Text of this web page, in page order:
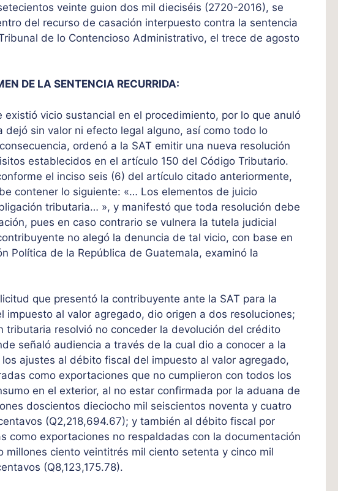
veinte guion dos mil dieciséis (2720-2016), se
del recurso de casación interpuesto contra la sentencia
de lo Contencioso Administrativo, el trece de agosto
DE LA SENTENCIA RECURRIDA:
existió vicio sustancial en el procedimiento, por lo que anuló
dejó sin valor ni efecto legal alguno, así como todo lo
ordenó a la SAT emitir una nueva resolución
establecidos en el artículo 150 del Código Tributario.
el inciso seis (6) del artículo citado anteriormente,
contener lo siguiente: «… Los elementos de juicio
tributaria… », y manifestó que toda resolución debe
pues en caso contrario se vulnera la tutela judicial
no alegó la denuncia de tal vicio, con base en
Política de la República de Guatemala, examinó la
que presentó la contribuyente ante la SAT para la
impuesto al valor agregado, dio origen a dos resoluciones;
tributaria resolvió no conceder la devolución del crédito
señaló audiencia a través de la cual dio a conocer a la
ajustes al débito fiscal del impuesto al valor agregado,
como exportaciones que no cumplieron con todos los
en el exterior, al no estar confirmada por la aduana de
doscientos dieciocho mil seiscientos noventa y cuatro
(Q2,218,694.67); y también al débito fiscal por
como exportaciones no respaldadas con la documentación
millones ciento veintitrés mil ciento setenta y cinco mil
(Q8,123,175.78).